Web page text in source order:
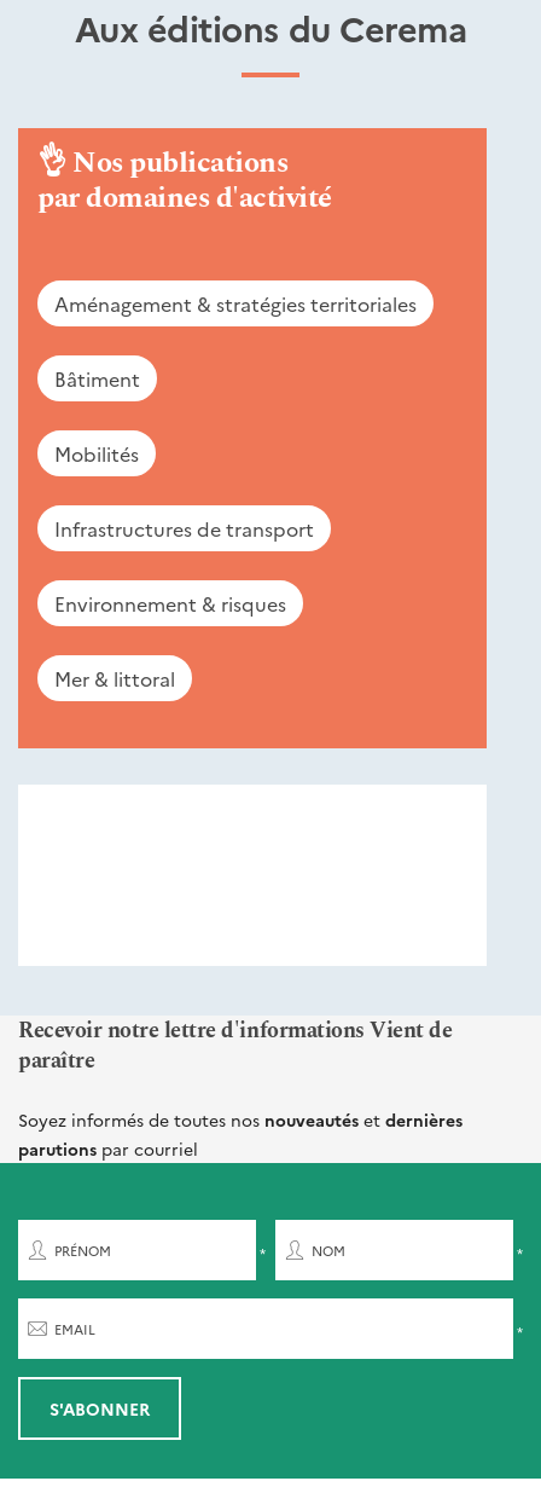
Aux éditions du Cerema
👌Nos publications
par domaines d'activité
Aménagement & stratégies territoriales
Bâtiment
Mobilités
Infrastructures de transport
Environnement & risques
Mer & littoral
Recevoir notre lettre d'informations Vient de
paraître
Soyez informés de toutes nos nouveautés et dernières
parutions par courriel
PRÉNOM NOM
EMAIL
S'ABONNER